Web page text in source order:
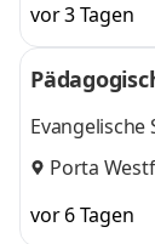
vor 3 Tagen
Porta
vor 6 Tagen